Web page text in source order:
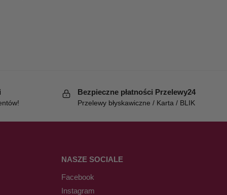
Bezpieczne płatności Przelewy24
Przelewy błyskawiczne / Karta / BLIK
NASZE SOCIALE
Facebook
Instagram